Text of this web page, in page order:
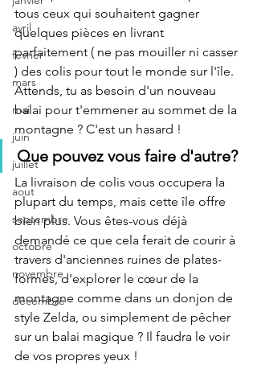
avril
fevrier
mars
mai
juin
juillet
aout
septembre
octobre
novembre
décembre
tous ceux qui souhaitent gagner
quelques pièces en livrant
parfaitement ( ne pas mouiller ni casser
) des colis pour tout le monde sur l'île.
Attends, tu as besoin d'un nouveau
balai pour t'emmener au sommet de la
montagne ? C'est un hasard !
Que pouvez vous faire d'autre?
La livraison de colis vous occupera la
plupart du temps, mais cette île offre
bien plus. Vous êtes-vous déjà
demandé ce que cela ferait de courir à
travers d'anciennes ruines de plates-
formes, d'explorer le cœur de la
montagne comme dans un donjon de
style Zelda, ou simplement de pêcher
sur un balai magique ? Il faudra le voir
de vos propres yeux !